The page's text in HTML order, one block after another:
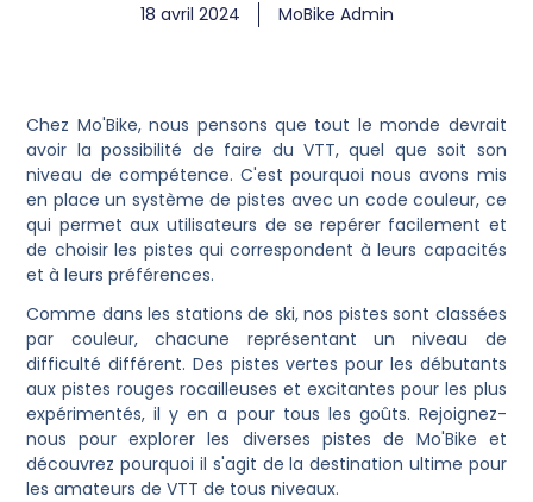
18 avril 2024 MoBike Admin
Chez Mo'Bike, nous pensons que tout le monde devrait
avoir la possibilité de faire du VTT, quel que soit son
niveau de compétence. C'est pourquoi nous avons mis
en place un système de pistes avec un code couleur, ce
qui permet aux utilisateurs de se repérer facilement et
de choisir les pistes qui correspondent à leurs capacités
et à leurs préférences.
Comme dans les stations de ski, nos pistes sont classées
par couleur, chacune représentant un niveau de
difficulté différent. Des pistes vertes pour les débutants
aux pistes rouges rocailleuses et excitantes pour les plus
expérimentés, il y en a pour tous les goûts. Rejoignez-
nous pour explorer les diverses pistes de Mo'Bike et
découvrez pourquoi il s'agit de la destination ultime pour
les amateurs de VTT de tous niveaux.